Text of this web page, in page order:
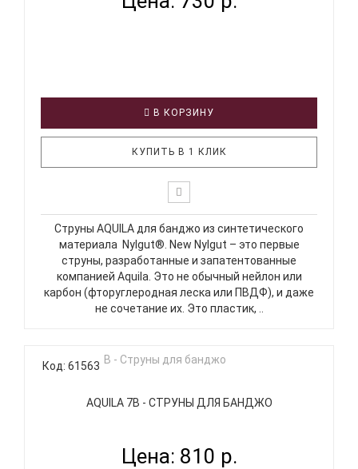
В КОРЗИНУ
КУПИТЬ В 1 КЛИК
Струны AQUILA для банджо из синтетического
материала Nylgut®. New Nylgut – это первые
струны, разработанные и запатентованные
компанией Aquila. Это не обычный нейлон или
карбон (фторуглеродная леска или ПВДФ), и даже
не сочетание их. Это пластик, ..
Код: 61563
AQUILA 7B - СТРУНЫ ДЛЯ БАНДЖО
Цена: 810 р.